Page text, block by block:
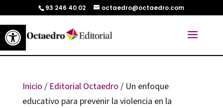
Abrir barra de herramientas
93 246 40 02 octaedro@octaedro.com
Inicio / Editorial Octaedro / Un enfoque
educativo para prevenir la violencia en la